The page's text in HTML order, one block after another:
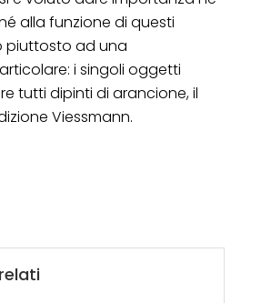
alla funzione di questi
piuttosto ad una
i singoli oggetti
tutti dipinti di arancione, il
Viessmann.